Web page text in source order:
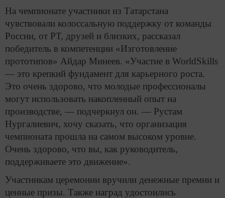
На чемпионате участники из Татарстана
чувствовали колоссальную поддержку от команды
России, от РТ, друзей и близких, рассказал
победитель в компетенции «Изготовление
прототипов» Айдар Минеев. «Участие в WorldSkills
— это крепкий фундамент для карьерного роста.
Это очень здорово, что молодые профессионалы
могут использовать накопленный опыт на
производстве, — подчеркнул он. — Рустам
Нургалиевич, хочу сказать, что организация
чемпионата прошла на самом высоком уровне.
Очень здорово, что вы, как руководитель,
поддерживаете это движение».
Участникам церемонии вручили денежные премии и
ценные призы. Также наград удостоились